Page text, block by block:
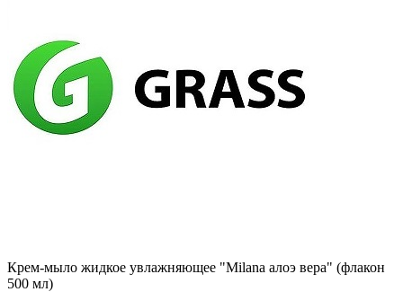
Крем-мыло жидкое увлажняющее "Milana алоэ вера" (флакон
500 мл)